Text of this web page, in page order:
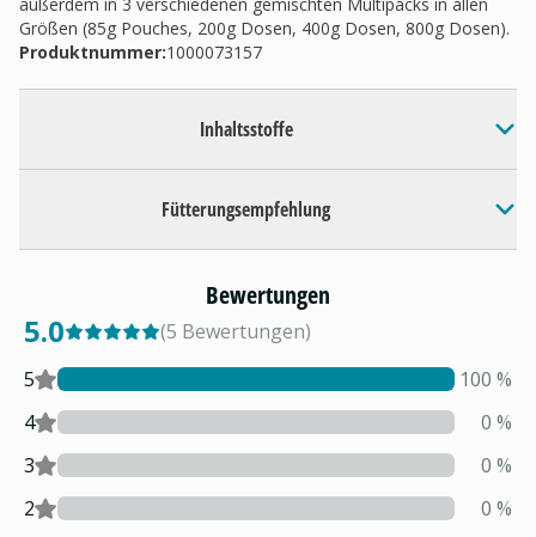
Größen (85g Pouches, 200g Dosen, 400g Dosen, 800g Dosen).
Produktnummer:1000073157
Inhaltsstoffe
Fütterungsempfehlung
Bewertungen
5.0 (5 Bewertungen)
5
100 %
4
0 %
3
0 %
2
0 %